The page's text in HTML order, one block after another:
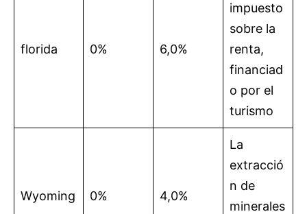
florida 0% 6,0%
impuesto
sobre la
renta,
financiad
o por el
turismo
Wyoming 0% 4,0%
La
extracció
n de
minerales